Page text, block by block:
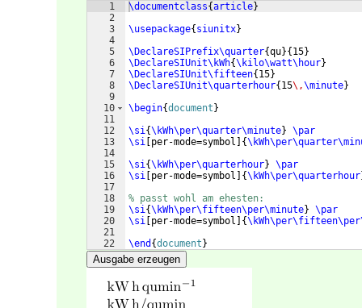
1
2
3
4
5
6
7
8
9
10
11
12
13
14
15
16
17
18
19
20
21
22
\documentclass{article}
\usepackage{ siunitx}
\DeclareSIPrefix\quarter{qu}{ 15}
\DeclareSIUnit\kWh{\kilo\watt\hour}
\DeclareSIUnit\fifteen{ 15}
\DeclareSIUnit\quarterhour{ 15\,\minute}
\begin{document }
\si{\kWh\per\quarter\minute} \par
\si per-mode=symbol {
\si{\kWh\per\quarterhour} \par
\si per-mode=symbol {\kWh\per\quarterhour
% passt wohl am ehesten:
\si{\kWh\per\fifteen\per\minute} \par
\si per-mode=symbol {
\end {document }
Ausgabe erzeugen